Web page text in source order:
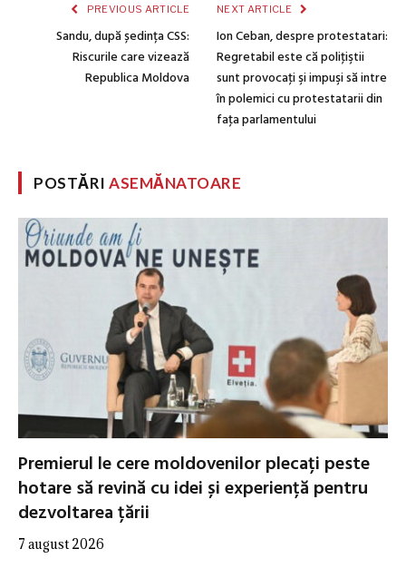
PREVIOUS ARTICLE
Sandu, după ședința CSS:
Riscurile care vizează
Republica Moldova
NEXT ARTICLE
Ion Ceban, despre protestatari:
Regretabil este că poliţiştii
sunt provocaţi şi impuşi să intre
în polemici cu protestatarii din
faţa parlamentului
POSTĂRIASEMĂNATOARE
Premierul le cere moldovenilor plecați peste
hotare să revină cu idei și experiență pentru
dezvoltarea țării
7 august 2026